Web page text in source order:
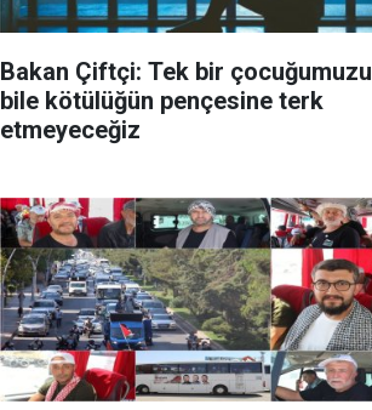
Bakan Çiftçi: Tek bir çocuğumuzu
bile kötülüğün pençesine terk
etmeyeceğiz